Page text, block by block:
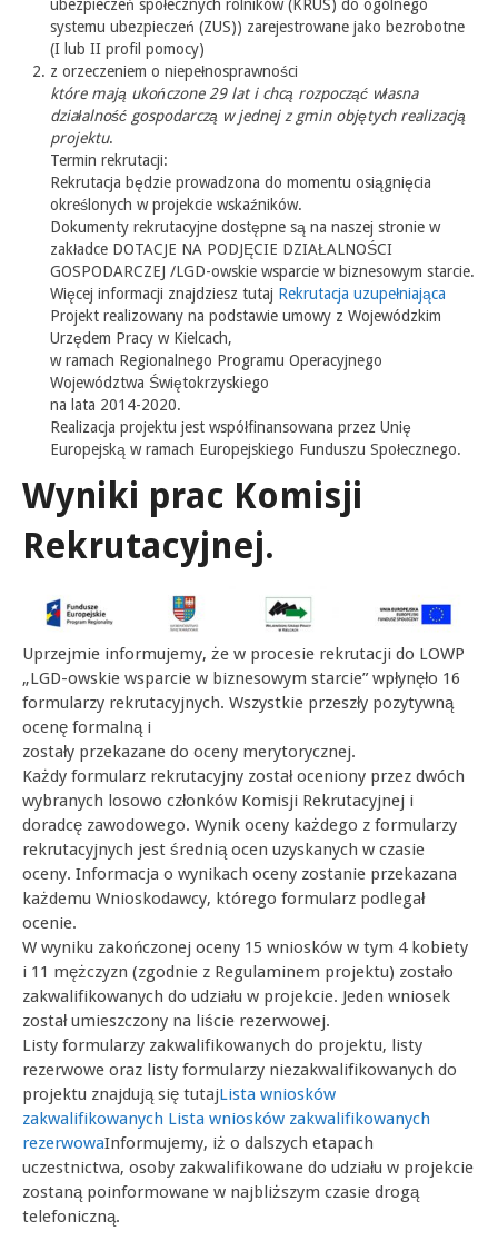
ubezpieczeń społecznych rolników (KRUS) do ogólnego
systemu ubezpieczeń (ZUS)) zarejestrowane jako bezrobotne
(I lub II profil pomocy)
z orzeczeniem o niepełnosprawności
które mają ukończone 29 lat i chcą rozpocząć własna
działalność gospodarczą w jednej z gmin objętych realizacją
projektu.
Termin rekrutacji:
Rekrutacja będzie prowadzona do momentu osiągnięcia
określonych w projekcie wskaźników.
Dokumenty rekrutacyjne dostępne są na naszej stronie w
zakładce DOTACJE NA PODJĘCIE DZIAŁALNOŚCI
GOSPODARCZEJ /LGD-owskie wsparcie w biznesowym starcie.
Więcej informacji znajdziesz tutaj Rekrutacja uzupełniająca
Projekt realizowany na podstawie umowy z Wojewódzkim
Urzędem Pracy w Kielcach,
w ramach Regionalnego Programu Operacyjnego
Województwa Świętokrzyskiego
na lata 2014-2020.
Realizacja projektu jest współfinansowana przez Unię
Europejską w ramach Europejskiego Funduszu Społecznego.
Wyniki prac Komisji
Rekrutacyjnej.
Uprzejmie informujemy, że w procesie rekrutacji do LOWP
„LGD-owskie wsparcie w biznesowym starcie” wpłynęło 16
formularzy rekrutacyjnych. Wszystkie przeszły pozytywną
ocenę formalną i
zostały przekazane do oceny merytorycznej.
Każdy formularz rekrutacyjny został oceniony przez dwóch
wybranych losowo członków Komisji Rekrutacyjnej i
doradcę zawodowego. Wynik oceny każdego z formularzy
rekrutacyjnych jest średnią ocen uzyskanych w czasie
oceny. Informacja o wynikach oceny zostanie przekazana
każdemu Wnioskodawcy, którego formularz podlegał
ocenie.
W wyniku zakończonej oceny 15 wniosków w tym 4 kobiety
i 11 mężczyzn (zgodnie z Regulaminem projektu) zostało
zakwalifikowanych do udziału w projekcie. Jeden wniosek
został umieszczony na liście rezerwowej.
Listy formularzy zakwalifikowanych do projektu, listy
rezerwowe oraz listy formularzy niezakwalifikowanych do
projektu znajdują się tutajLista wniosków
zakwalifikowanych Lista wniosków zakwalifikowanych
rezerwowaInformujemy, iż o dalszych etapach
uczestnictwa, osoby zakwalifikowane do udziału w projekcie
zostaną poinformowane w najbliższym czasie drogą
telefoniczną.